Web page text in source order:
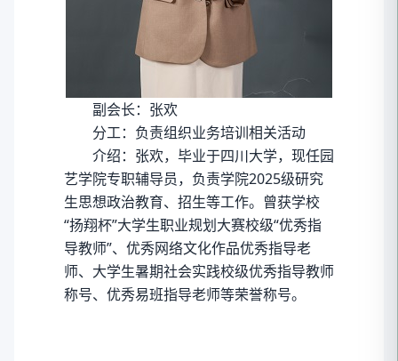
副会长：张欢
分工：负责组织业务培训相关活动
介绍：张欢，毕业于四川大学，现任园
艺学院专职辅导员，负责学院2025级研究
生思想政治教育、招生等工作。曾获学校
“扬翔杯”大学生职业规划大赛校级“优秀指
导教师”、优秀网络文化作品优秀指导老
师、大学生暑期社会实践校级优秀指导教师
称号、优秀易班指导老师等荣誉称号。